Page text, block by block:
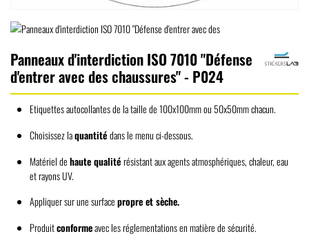
Panneaux d'interdiction ISO 7010 "Défense
d'entrer avec des chaussures" - P024
Etiquettes autocollantes de la taille de 100x100mm ou 50x50mm chacun.
Choisissez laquantitédans le menu ci-dessous.
Matériel dehaute qualitérésistant aux agents atmosphériques, chaleur, eau
et rayons UV.
Appliquer sur une surfacepropre et sèche.
Produitconformeavec les réglementations en matière de sécurité.